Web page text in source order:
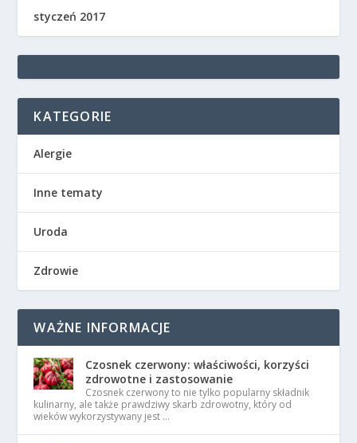
styczeń 2017
KATEGORIE
Alergie
Inne tematy
Uroda
Zdrowie
WAŻNE INFORMACJE
Czosnek czerwony: właściwości, korzyści
zdrowotne i zastosowanie
Czosnek czerwony to nie tylko popularny składnik
kulinarny, ale także prawdziwy skarb zdrowotny, który od
wieków wykorzystywany jest …